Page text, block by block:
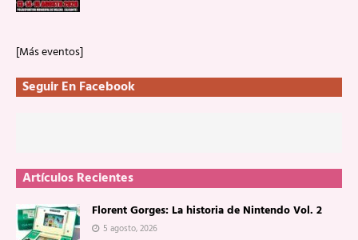
[Más eventos]
Seguir En Facebook
Artículos Recientes
Florent Gorges: La historia de Nintendo Vol. 2
5 agosto, 2026